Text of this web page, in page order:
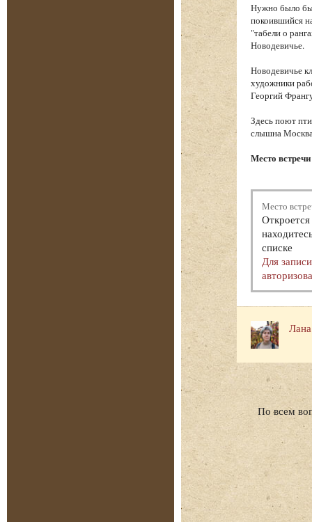
Нужно было
покоившийся
"табели о
Новодевичье.
Новодевичье
художники
Георгий
Здесь поют
слышна
Место
Место
списке
Для
По всем